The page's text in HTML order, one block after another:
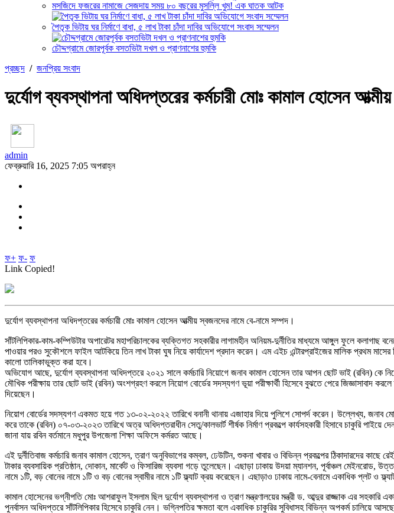
মসজিদে ফজরের নামাজে সেজদায় সময় ৮০ বছরের মুসল্লি খুম! এক ঘাতক আটক
পৈতৃক ভিটায় ঘর নির্মাণে বাধা, ৫ লাখ টাকা চাঁদা দাবির অভিযোগে সংবাদ সম্মেলন
চৌদ্দগ্রামে জোরপূর্বক বসতভিটা দখল ও প্রাণনাশের হুমকি
প্রচ্ছদ / জনপ্রিয় সংবাদ
দুর্যোগ ব্যবস্থাপনা অধিদপ্তরের কর্মচারী মোঃ কামাল হোসেন
admin
ফেব্রুয়ারি 16, 2025 7:05 অপরাহ্ন
ফ+ ফ- ফ
Link Copied!
দুর্যোগ ব্যবস্থাপনা অধিদপ্তরের কর্মচারী মোঃ কামাল হোসেন আত্মীয় স্বজনদের নামে বে-নামে সম্পদ।
সাঁটলিপিকার-কাম-কম্পিউটার অপারেটর মহাপরিচালকের ব্যক্তিগত সহকারীর লাগামহীন অনিয়ম-দুর্নীতির মাধ্যমে আঙ্গুল ফুলে কলাগাছ
পাওয়ার পরও সুকৌশলে ফাইল আটকিয়ে তিন লাখ টাকা ঘুষ নিয়ে কার্যাদেশ প্রদান করেন। এম এইচ এন্টারপ্রাইজের মালিক প্রথম মাসের
কালো তালিকাভুক্ত করা হবে।
অভিযোগ আছে, দুর্যোগ ব্যবস্থাপনা অধিদপ্তরে ২০২১ সালে কর্মচারি নিয়োগে জনাব কামাল হোসেন তার আপন ছোট ভাই (রবিন) কে
মৌখিক পরীক্ষায় তার ছোট ভাই (রবিন) অংশগ্রহণ করলে নিয়োগ বোর্ডের সদস্যগণ ভূয়া পরীক্ষার্থী হিসেবে বুঝতে পেরে জিজ্ঞাসাবাদ
দিয়েছেন।
নিয়োগ বোর্ডের সদস্যগণ একমত হয়ে গত ১৩-০২-২০২২ তারিখে বনানী থানায় এজাহার দিয়ে পুলিশে সোপর্দ করেন। উল্লেখ্য, জনাব
করে তাকে (রবিন) ০৭-০৩-২০২৩ তারিখে অত্র অধিদপ্তরাধীন সেতু/কালভার্ট শীর্ষক নির্মাণ প্রকল্পে কার্যসহকারী হিসাবে চাকুরি
জানা যায় রবিন বর্তমানে মধুপুর উপজেলা শিক্ষা অফিসে কর্মরত আছে।
এই দুর্নীতিবাজ কর্মচারি জনাব কামাল হোসেন, ত্রাণ অনুবিভাগের কম্বল, ঢেউটিন, শুকনা খাবার ও বিভিন্ন প্রকল্পের ঠিকাদারদের
টাকার ব্যবসায়িক প্রতিষ্ঠান, দোকান, মার্কেট ও ফিসারিজ ব্যবসা গড়ে তুলেছেন। এছাড়া ঢাকায় উদয়া ম্যানশন, পূর্বাঞ্চল মেইনরোড,
নামে ১টি, বড় বোনের নামে ১টি ও বড় বোনের স্বামীর নামে ১টি ফ্ল্যাট ক্রয় করেছেন। এছাড়াও ঢাকায় নামে-বেনামে একাধিক প্লট ও
কামাল হোসেনের ভগ্নীপতি মোঃ আশরাফুল ইসলাম ছিল দুর্যোগ ব্যবস্থাপনা ও ত্রাণ মন্ত্রণালয়ের মন্ত্রী ড. আব্দুর রাজ্জাক এর সহকারি
পুনর্বাসন অধিদপ্তরে সাঁটলিপিকার হিসেবে চাকুরি নেন। ভগ্নিপতির ক্ষমতা বলে একাধিক চাকুরির সুবিধাসহ বিভিন্ন অপকর্ম চালিয়ে